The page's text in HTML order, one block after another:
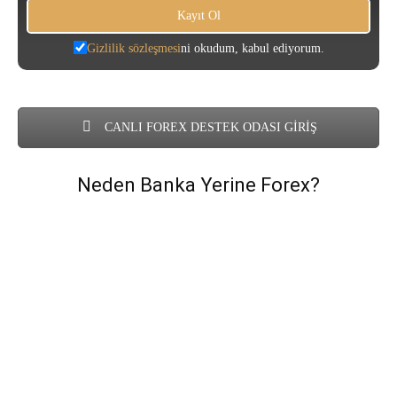
Gizlilik sözleşmesini okudum, kabul ediyorum.
CANLI FOREX DESTEK ODASI GİRİŞ
Neden Banka Yerine Forex?